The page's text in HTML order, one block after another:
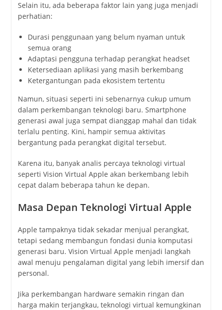
Selain itu, ada beberapa faktor lain yang juga menjadi
perhatian:
Durasi penggunaan yang belum nyaman untuk
semua orang
Adaptasi pengguna terhadap perangkat headset
Ketersediaan aplikasi yang masih berkembang
Ketergantungan pada ekosistem tertentu
Namun, situasi seperti ini sebenarnya cukup umum
dalam perkembangan teknologi baru. Smartphone
generasi awal juga sempat dianggap mahal dan tidak
terlalu penting. Kini, hampir semua aktivitas
bergantung pada perangkat digital tersebut.
Karena itu, banyak analis percaya teknologi virtual
seperti Vision Virtual Apple akan berkembang lebih
cepat dalam beberapa tahun ke depan.
Masa Depan Teknologi Virtual Apple
Apple tampaknya tidak sekadar menjual perangkat,
tetapi sedang membangun fondasi dunia komputasi
generasi baru. Vision Virtual Apple menjadi langkah
awal menuju pengalaman digital yang lebih imersif dan
personal.
Jika perkembangan hardware semakin ringan dan
harga makin terjangkau, teknologi virtual kemungkinan